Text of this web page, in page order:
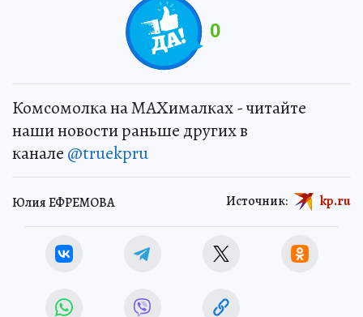
0
Комсомолка на MAXималках - читайте
наши новости раньше других в
канале @truekpru
Юлия ЕФРЕМОВА Источник: kp.ru